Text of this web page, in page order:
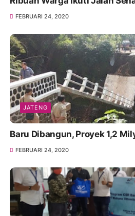
FEBRUARI 24, 2020
JATENG
Baru Dibangun, Proyek 1,2
FEBRUARI 24, 2020